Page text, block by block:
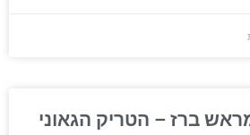
ברז – הטריק הגאוני